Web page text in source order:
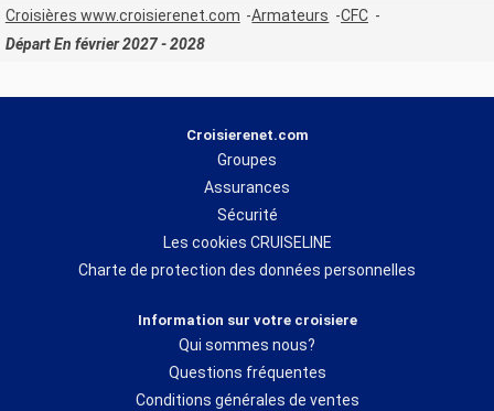
Croisières www.croisierenet.com Armateurs
CFC
Départ En février 2027 - 2028
Croisierenet.com
Groupes
Assurances
Sécurité
Les cookies CRUISELINE
Charte de protection des données personnelles
Information sur votre croisiere
Qui sommes nous?
Questions fréquentes
Conditions générales de ventes